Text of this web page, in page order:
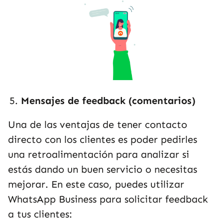
Mensajes de feedback (comentarios)
Una de las ventajas de tener contacto
directo con los clientes es poder pedirles
una retroalimentación para analizar si
estás dando un buen servicio o necesitas
mejorar. En este caso, puedes utilizar
WhatsApp Business para solicitar feedback
a tus clientes: